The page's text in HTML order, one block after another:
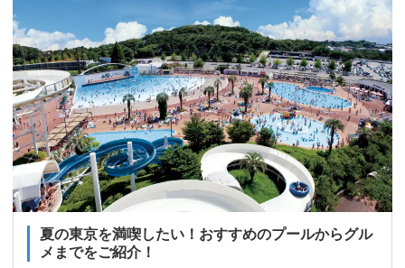
夏の東京を満喫したい！おすすめのプールからグル
メまでをご紹介！